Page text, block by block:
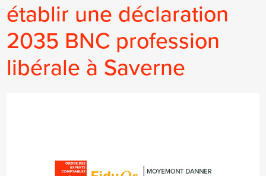
établir une déclaration
2035 BNC profession
libérale à Saverne